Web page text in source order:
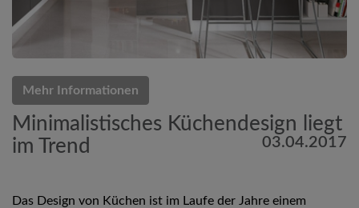
Mehr Informationen
Minimalistisches Küchendesign liegt
im Trend
03.04.2017
Das Design von Küchen ist im Laufe der Jahre einem